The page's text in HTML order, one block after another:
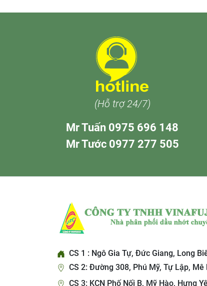
(Hỗ trợ 24/7)
Mr Tuấn 0975 696 148
Mr Tước 0977 277 505
CS 1 : Ngô Gia Tự, Đức Giang, Long
CS 2: Đường 308, Phú Mỹ, Tự Lập, Mê
CS 3: KCN Phố Nối B, Mỹ Hào, Hưng